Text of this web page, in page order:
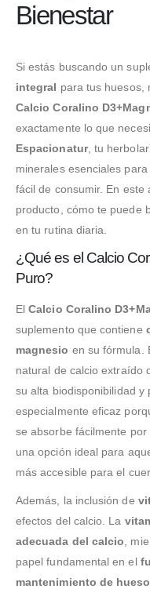
Bienestar
Si estás buscando un
integral para tus huesos,
Calcio Coralino
exactamente lo que
Espacionatur, tu
minerales esenciales
fácil de consumir. En este
producto, cómo te puede
en tu rutina diaria.
¿Qué es el Calcio
Puro?
ElCalcio Coralino
suplemento que contiene
magnesio en su fórmula.
natural de calcio extraído
su alta biodisponibilidad y
especialmente eficaz
se absorbe fácilmente
una opción ideal para
más accesible para el
Además, la inclusión de
efectos del calcio. La
adecuada del calcio ,
papel fundamental en el
mantenimiento de